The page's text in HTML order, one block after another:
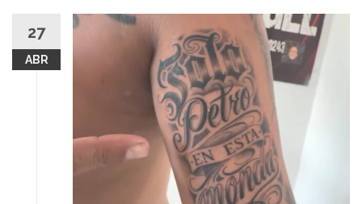
27
ABR